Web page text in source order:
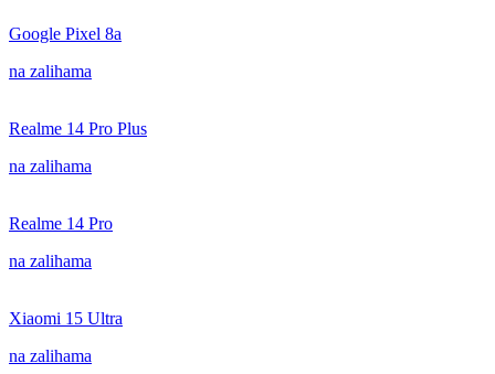
Google Pixel 8a
na zalihama
Realme 14 Pro Plus
na zalihama
Realme 14 Pro
na zalihama
Xiaomi 15 Ultra
na zalihama